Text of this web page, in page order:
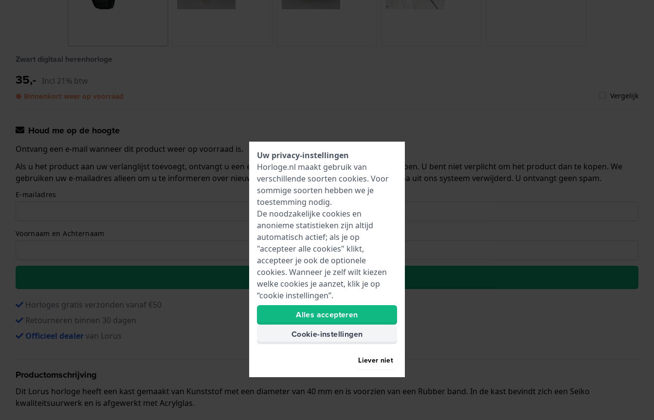
Zwart digitaal herenhorloge
35,- Incl 21% btw
● Binnenkort weer op voorraad Vergelijk
Houd me op de hoogte
Ontvang een e-mail wanneer dit product weer op voorraad is.
Als u het product aan uw verlanglijst toevoegt, ontvangt u een e-mail zodra we het weer op voorraad hebben. U bent niet verplicht om het product dan te kopen. We
gebruiken uw e-mailadres alleen om u te informeren over nieuwe voorraad. Het wordt onmiddellijk daarna uit ons systeem verwijderd. U ontvangt geen spam.
E-mailadres
Voornaam en Achternaam
Plaats in wenslijst
Horloges gratis verzonden vanaf €50
Retourneren binnen 30 dagen
Officieel dealervan Lorus
Productomschrijving
Dit Lorus horloge heeft een kast gemaakt van Kunststof met een diameter van 40 mm en is voorzien van een Rubber band. In de kast bevindt zich een Seiko
kwaliteitsuurwerk en is afgewerkt met Acrylglas.
Uw privacy-instellingen
Horloge.nl maakt gebruik van
verschillende soorten cookies. Voor
sommige soorten hebben we je
toestemming nodig.
De noodzakelijke cookies en
anonieme statistieken zijn altijd
automatisch actief; als je op
"accepteer alle cookies" klikt,
accepteer je ook de optionele
cookies. Wanneer je zelf wilt kiezen
welke cookies je aanzet, klik je op
“cookie instellingen”.
Alles accepteren
Cookie-instellingen
Liever niet